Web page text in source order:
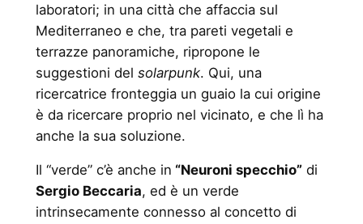
laboratori; in una città che affaccia sul
Mediterraneo e che, tra pareti vegetali e
terrazze panoramiche, ripropone le
suggestioni del solarpunk. Qui, una
ricercatrice fronteggia un guaio la cui origine
è da ricercare proprio nel vicinato, e che lì ha
anche la sua soluzione.
Il “verde” c’è anche in “Neuroni specchio”di
Sergio Beccaria, ed è un verde
intrinsecamente connesso al concetto di